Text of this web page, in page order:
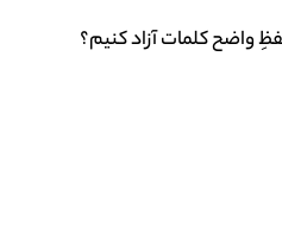
واضح کلمات آزاد کنیم؟